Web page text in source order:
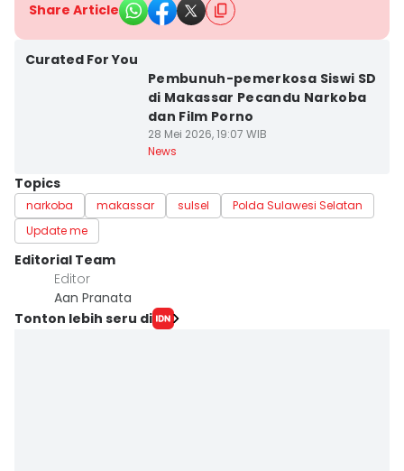
Share Article
Curated For You
Pembunuh-pemerkosa Siswi SD
di Makassar Pecandu Narkoba
dan Film Porno
28 Mei 2026, 19:07 WIB
News
Topics
narkoba makassar sulsel
Polda Sulawesi Selatan
Update me
Editorial Team
Editor
Aan Pranata
Tonton lebih seru di